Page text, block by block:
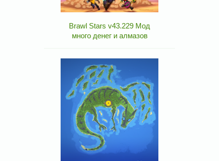
Brawl Stars v43.229 Мод
много денег и алмазов